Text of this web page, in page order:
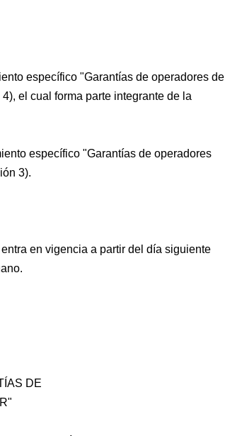
específico "Garantías de operadores de
el cual forma parte integrante de la
específico "Garantías de operadores
3).
en vigencia a partir del día siguiente
DE